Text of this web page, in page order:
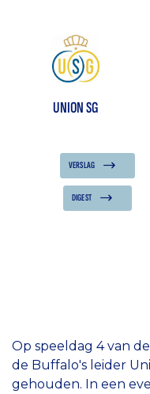
UNION SG
VERSLAG
DIGEST
Op speeldag 4 van
de Buffalo's leider
gehouden. In een